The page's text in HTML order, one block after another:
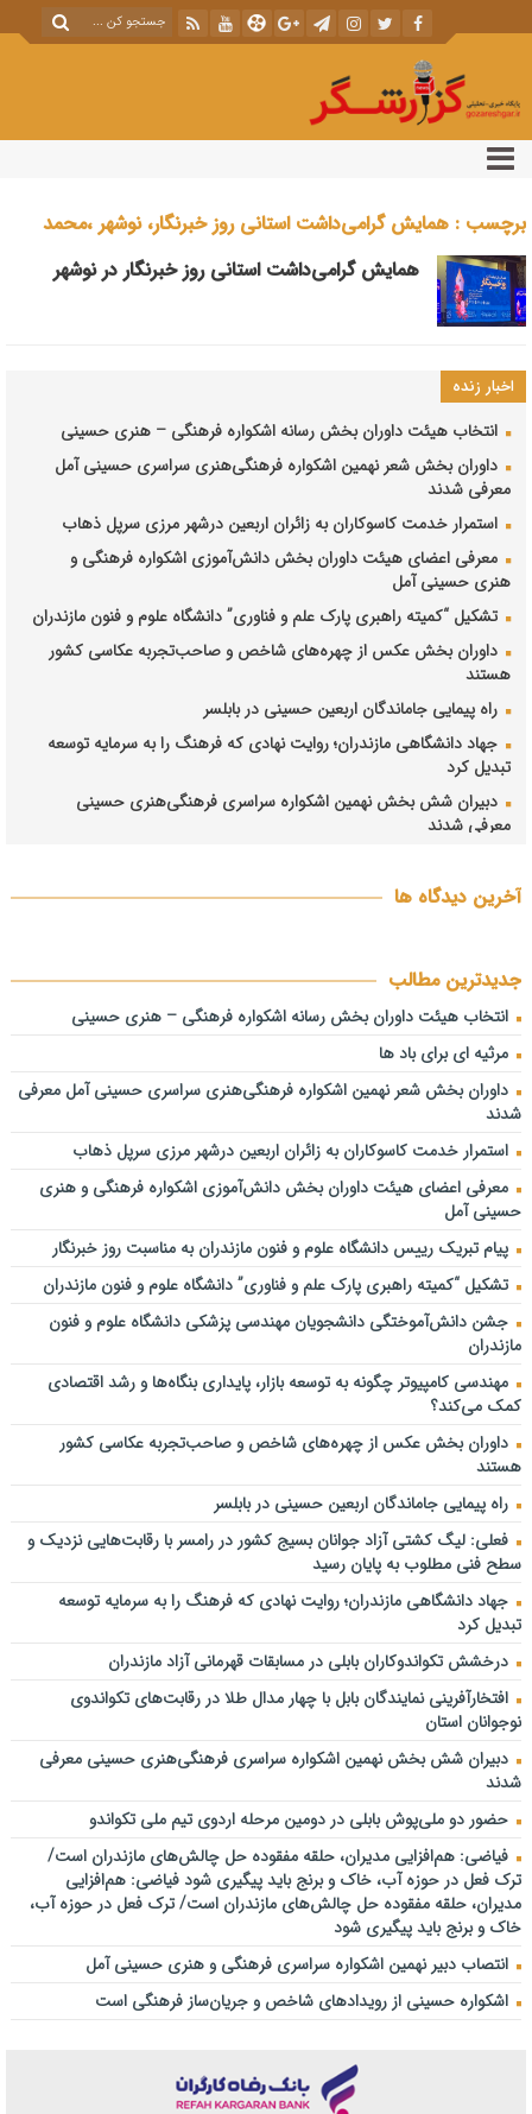
برچسب : همایش گرامی‌داشت استانی روز خبرنگار، نوشهر ،محمد
محمدی،گزارشگر، حضرتی،
همایش گرامی‌داشت استانی روز خبرنگار در نوشهر
اخبار زنده
انتخاب هیئت داوران بخش رسانه اشکواره فرهنگی‌ – هنری حسینی
داوران بخش شعر نهمین اشکواره فرهنگی‌هنری سراسری حسینی آمل
معرفی شدند
استمرار خدمت کاسوکاران به زائران اربعین درشهر مرزی سرپل ذهاب
معرفی اعضای هیئت داوران بخش دانش‌آموزی اشکواره فرهنگی و
هنری حسینی آمل
تشکیل “کمیته راهبری پارک علم و فناوری” دانشگاه علوم و فنون مازندران
داوران بخش عکس از چهره‌های شاخص و صاحب‌تجربه عکاسی کشور
هستند
راه پیمایی جاماندگان اربعین حسینی در بابلسر
جهاد دانشگاهی مازندران؛ روایت نهادی که فرهنگ را به سرمایه توسعه
تبدیل کرد
دبیران شش بخش نهمین اشکواره سراسری فرهنگی‌هنری حسینی
معرفی شدند
ترک فعل در حوزه آب، خاک و برنج باید پیگیری شود فیاضی: هم‌افزایی
مدیران، حلقه مفقوده حل چالش‌های مازندران است/ ترک فعل در حوزه
انتصاب دبیر نهمین اشکواره سراسری فرهنگی و هنری حسینی آمل
اشکواره حسینی از رویدادهای شاخص و جریان‌ساز فرهنگی است
نشست هماهنگی و هم‌اندیشی نهمین اشکواره فرهنگی‌هنری حسینی
برگزار شد
برای وطن…
دانشگاه علوم و فنون مازندران؛ میزبان برگزاری آزمون سراسری کارشناسی‌
ارشد سال ۱۴۰۵
عباسی نماینده مجلس شورای اسلامی:بازنشستگان شناسنامه اراده، تلاش
و عزت یک ملت هستند
تولید ۱۵ هزار تن کلزا در مازندران
ترافیک روان در محورهای مواصلاتی مازندران
خبر مهم برای مشمولان کالابرگ / سرپرستان این دهک‌ها حسابشان را
چک کنند
مردم از شهردار شجاع ساری مطالبه ای خاص دارند؛ مسیر مبهمِ پرونده
های معارضین اراضی شهرداری؛ آب رفته کی به جوی برمی گردد؟!
آخرین دیدگاه ها
جدیدترین مطالب
انتخاب هیئت داوران بخش رسانه اشکواره فرهنگی‌ – هنری حسینی
مرثیه ای برای باد ها
داوران بخش شعر نهمین اشکواره فرهنگی‌هنری سراسری حسینی آمل معرفی
شدند
استمرار خدمت کاسوکاران به زائران اربعین درشهر مرزی سرپل ذهاب
معرفی اعضای هیئت داوران بخش دانش‌آموزی اشکواره فرهنگی و هنری
حسینی آمل
پیام تبریک رییس دانشگاه علوم و فنون مازندران به مناسبت روز خبرنگار
تشکیل “کمیته راهبری پارک علم و فناوری” دانشگاه علوم و فنون مازندران
جشن دانش‌آموختگی دانشجویان مهندسی پزشکی دانشگاه علوم و فنون
مازندران
مهندسی کامپیوتر چگونه به توسعه بازار، پایداری بنگاه‌ها و رشد اقتصادی
کمک می‌کند؟
داوران بخش عکس از چهره‌های شاخص و صاحب‌تجربه عکاسی کشور
هستند
راه پیمایی جاماندگان اربعین حسینی در بابلسر
فعلی: لیگ کشتی آزاد جوانان بسیج کشور در رامسر با رقابت‌هایی نزدیک و
سطح فنی مطلوب به پایان رسید
جهاد دانشگاهی مازندران؛ روایت نهادی که فرهنگ را به سرمایه توسعه
تبدیل کرد
درخشش تکواندوکاران بابلی در مسابقات قهرمانی آزاد مازندران
افتخارآفرینی نمایندگان بابل با چهار مدال طلا در رقابت‌های تکواندوی
نوجوانان استان
دبیران شش بخش نهمین اشکواره سراسری فرهنگی‌هنری حسینی معرفی
شدند
حضور دو ملی‌پوش بابلی در دومین مرحله اردوی تیم ملی تکواندو
فیاضی: هم‌افزایی مدیران، حلقه مفقوده حل چالش‌های مازندران است/
ترک فعل در حوزه آب، خاک و برنج باید پیگیری شود فیاضی: هم‌افزایی
مدیران، حلقه مفقوده حل چالش‌های مازندران است/ ترک فعل در حوزه آب،
خاک و برنج باید پیگیری شود
انتصاب دبیر نهمین اشکواره سراسری فرهنگی و هنری حسینی آمل
اشکواره حسینی از رویدادهای شاخص و جریان‌ساز فرهنگی است